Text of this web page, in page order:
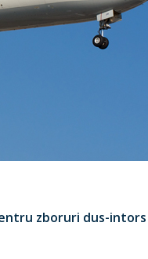
zboruri dus-